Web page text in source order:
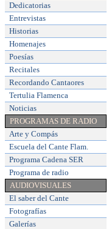
Dedicatorias
Entrevistas
Historias
Homenajes
Poesías
Recitales
Recordando Cantaores
Tertulia Flamenca
Noticias
PROGRAMAS DE RADIO
Arte y Compás
Escuela del Cante Flam.
Programa Cadena SER
Programa de radio
AUDIOVISUALES
El saber del Cante
Fotografías
Galerías